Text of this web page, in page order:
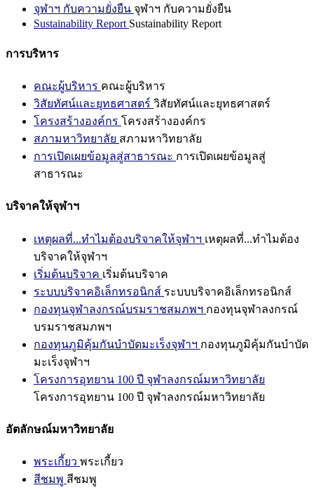
จุฬาฯ กับความยั่งยืน จุฬาฯ กับความยั่งยืน
Sustainability Report Sustainability Report
การบริหาร
คณะผู้บริหาร คณะผู้บริหาร
วิสัยทัศน์และยุทธศาสตร์ วิสัยทัศน์และยุทธศาสตร์
โครงสร้างองค์กร โครงสร้างองค์กร
สภามหาวิทยาลัย สภามหาวิทยาลัย
การเปิดเผยข้อมูลสู่สาธารณะ การเปิดเผยข้อมูลสู่
สาธารณะ
บริจาคให้จุฬาฯ
เหตุผลที่...ทำไมต้องบริจาคให้จุฬาฯ เหตุผลที่...ทำไมต้อง
บริจาคให้จุฬาฯ
เริ่มต้นบริจาค เริ่มต้นบริจาค
ระบบบริจาคอิเล็กทรอนิกส์ ระบบบริจาคอิเล็กทรอนิกส์
กองทุนจุฬาลงกรณ์บรมราชสมภพฯ กองทุนจุฬาลงกรณ์
บรมราชสมภพฯ
กองทุนภูมิคุ้มกันบำบัดมะเร็งจุฬาฯ กองทุนภูมิคุ้มกันบำบัด
มะเร็งจุฬาฯ
โครงการอุทยาน 100 ปี จุฬาลงกรณ์มหาวิทยาลัย
โครงการอุทยาน 100 ปี จุฬาลงกรณ์มหาวิทยาลัย
อัตลักษณ์มหาวิทยาลัย
พระเกี้ยว พระเกี้ยว
สีชมพู สีชมพู